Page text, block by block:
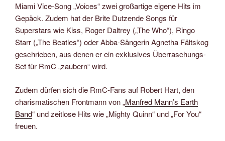
Miami Vice-Song „Voices“ zwei großartige eigene Hits im
Gepäck. Zudem hat der Brite Dutzende Songs für
Superstars wie Kiss, Roger Daltrey („The Who“), Ringo
Starr („The Beatles“) oder Abba-Sängerin Agnetha Fältskog
geschrieben, aus denen er ein exklusives Überraschungs-
Set für RmC „zaubern“ wird.
Zudem dürfen sich die RmC-Fans auf Robert Hart, den
charismatischen Frontmann von „Manfred Mann’s Earth
Band“ und zeitlose Hits wie „Mighty Quinn“ und „For You“
freuen.